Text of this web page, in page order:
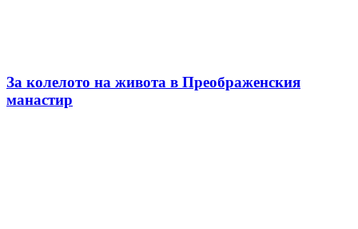
За колелото на живота в Преображенския
манастир